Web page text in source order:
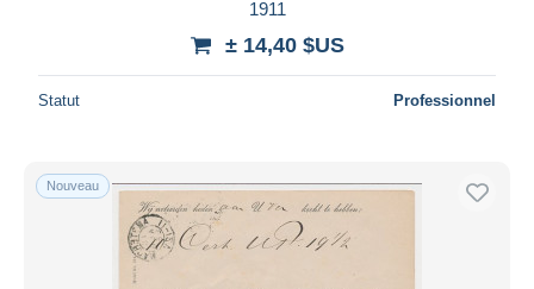
1911
± 14,40 $US
Statut Professionnel
Nouveau